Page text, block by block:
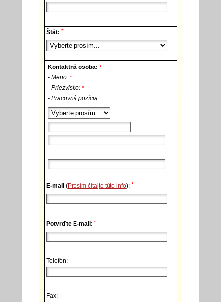
Štát: *
Kontaktná osoba: *
- Meno: *
- Priezvisko: *
- Pracovná pozícia:
E-mail (Prosím čítajte túto info): *
Potvrďte E-mail: *
Telefón:
Fax: